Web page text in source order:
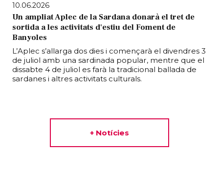
10.06.2026
Un ampliat Aplec de la Sardana donarà el tret de
sortida a les activitats d'estiu del Foment de
Banyoles
L’Aplec s’allarga dos dies i començarà el divendres 3
de juliol amb una sardinada popular, mentre que el
dissabte 4 de juliol es farà la tradicional ballada de
sardanes i altres activitats culturals.
+ Notícies